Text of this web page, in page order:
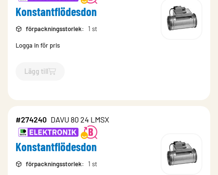
Konstantflödesdon
förpackningsstorlek: 1 st
Logga in för pris
Lägg till
`$Lägg till
#274240 DAVU 80 24 LMSX
Konstantflödesdon
förpackningsstorlek: 1 st